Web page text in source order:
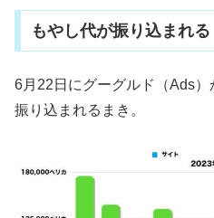
もやし代が振り込まれる
6月22日にグーグルド（Ads）
振り込まれるまき。